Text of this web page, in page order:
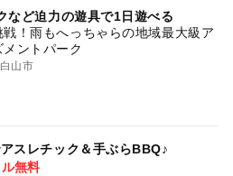
ど迫力の遊具で1日遊べる
戦！雨もへっちゃらの地域最大級ア
メントパーク
山市
スレチック＆手ぶらBBQ♪
無料